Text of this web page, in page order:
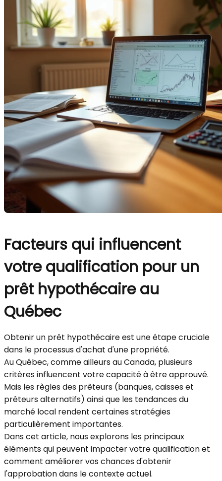
Facteurs qui influencent
votre qualification pour un
prêt hypothécaire au
Québec
Obtenir un prêt hypothécaire est une étape cruciale
dans le processus d'achat d'une propriété.
Au Québec, comme ailleurs au Canada, plusieurs
critères influencent votre capacité à être approuvé.
Mais les règles des prêteurs (banques, caisses et
prêteurs alternatifs) ainsi que les tendances du
marché local rendent certaines stratégies
particulièrement importantes.
Dans cet article, nous explorons les principaux
éléments qui peuvent impacter votre qualification et
comment améliorer vos chances d'obtenir
l'approbation dans le contexte actuel.